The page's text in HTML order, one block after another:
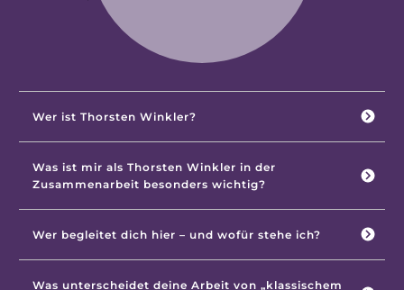
Wer ist Thorsten Winkler?
Was ist mir als Thorsten Winkler in der
Zusammenarbeit besonders wichtig?
Wer begleitet dich hier – und wofür stehe ich?
Was unterscheidet deine Arbeit von „klassischem